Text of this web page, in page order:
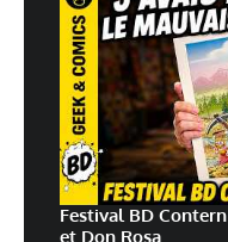
Festival BD
et Don Rosa